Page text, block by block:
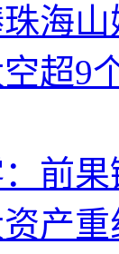
海
超9
前
产